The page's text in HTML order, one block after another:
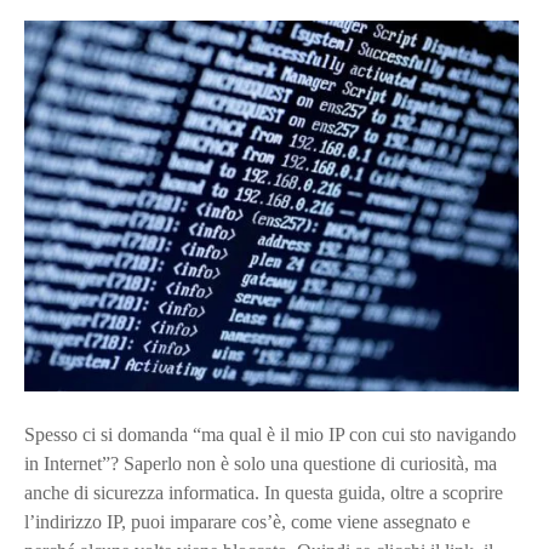
Spesso ci si domanda “ma qual è il mio IP con cui sto navigando
in Internet”? Saperlo non è solo una questione di curiosità, ma
anche di sicurezza informatica. In questa guida, oltre a scoprire
l’indirizzo IP, puoi imparare cos’è, come viene assegnato e